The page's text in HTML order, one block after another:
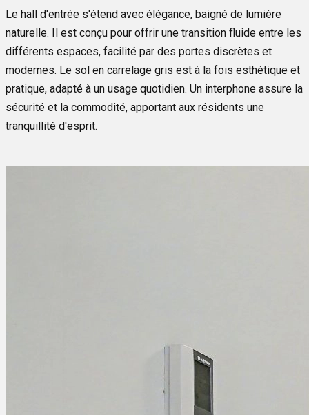
Le hall d'entrée s'étend avec élégance, baigné de lumière
naturelle. Il est conçu pour offrir une transition fluide entre les
différents espaces, facilité par des portes discrètes et
modernes. Le sol en carrelage gris est à la fois esthétique et
pratique, adapté à un usage quotidien. Un interphone assure la
sécurité et la commodité, apportant aux résidents une
tranquillité d'esprit.